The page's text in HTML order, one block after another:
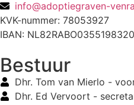
info@adoptiegraven-
KVK-nummer: 78053927
IBAN: NL82RABO0355198320
Bestuur
Dhr. Tom van Mierlo -
Dhr. Ed Vervoort -